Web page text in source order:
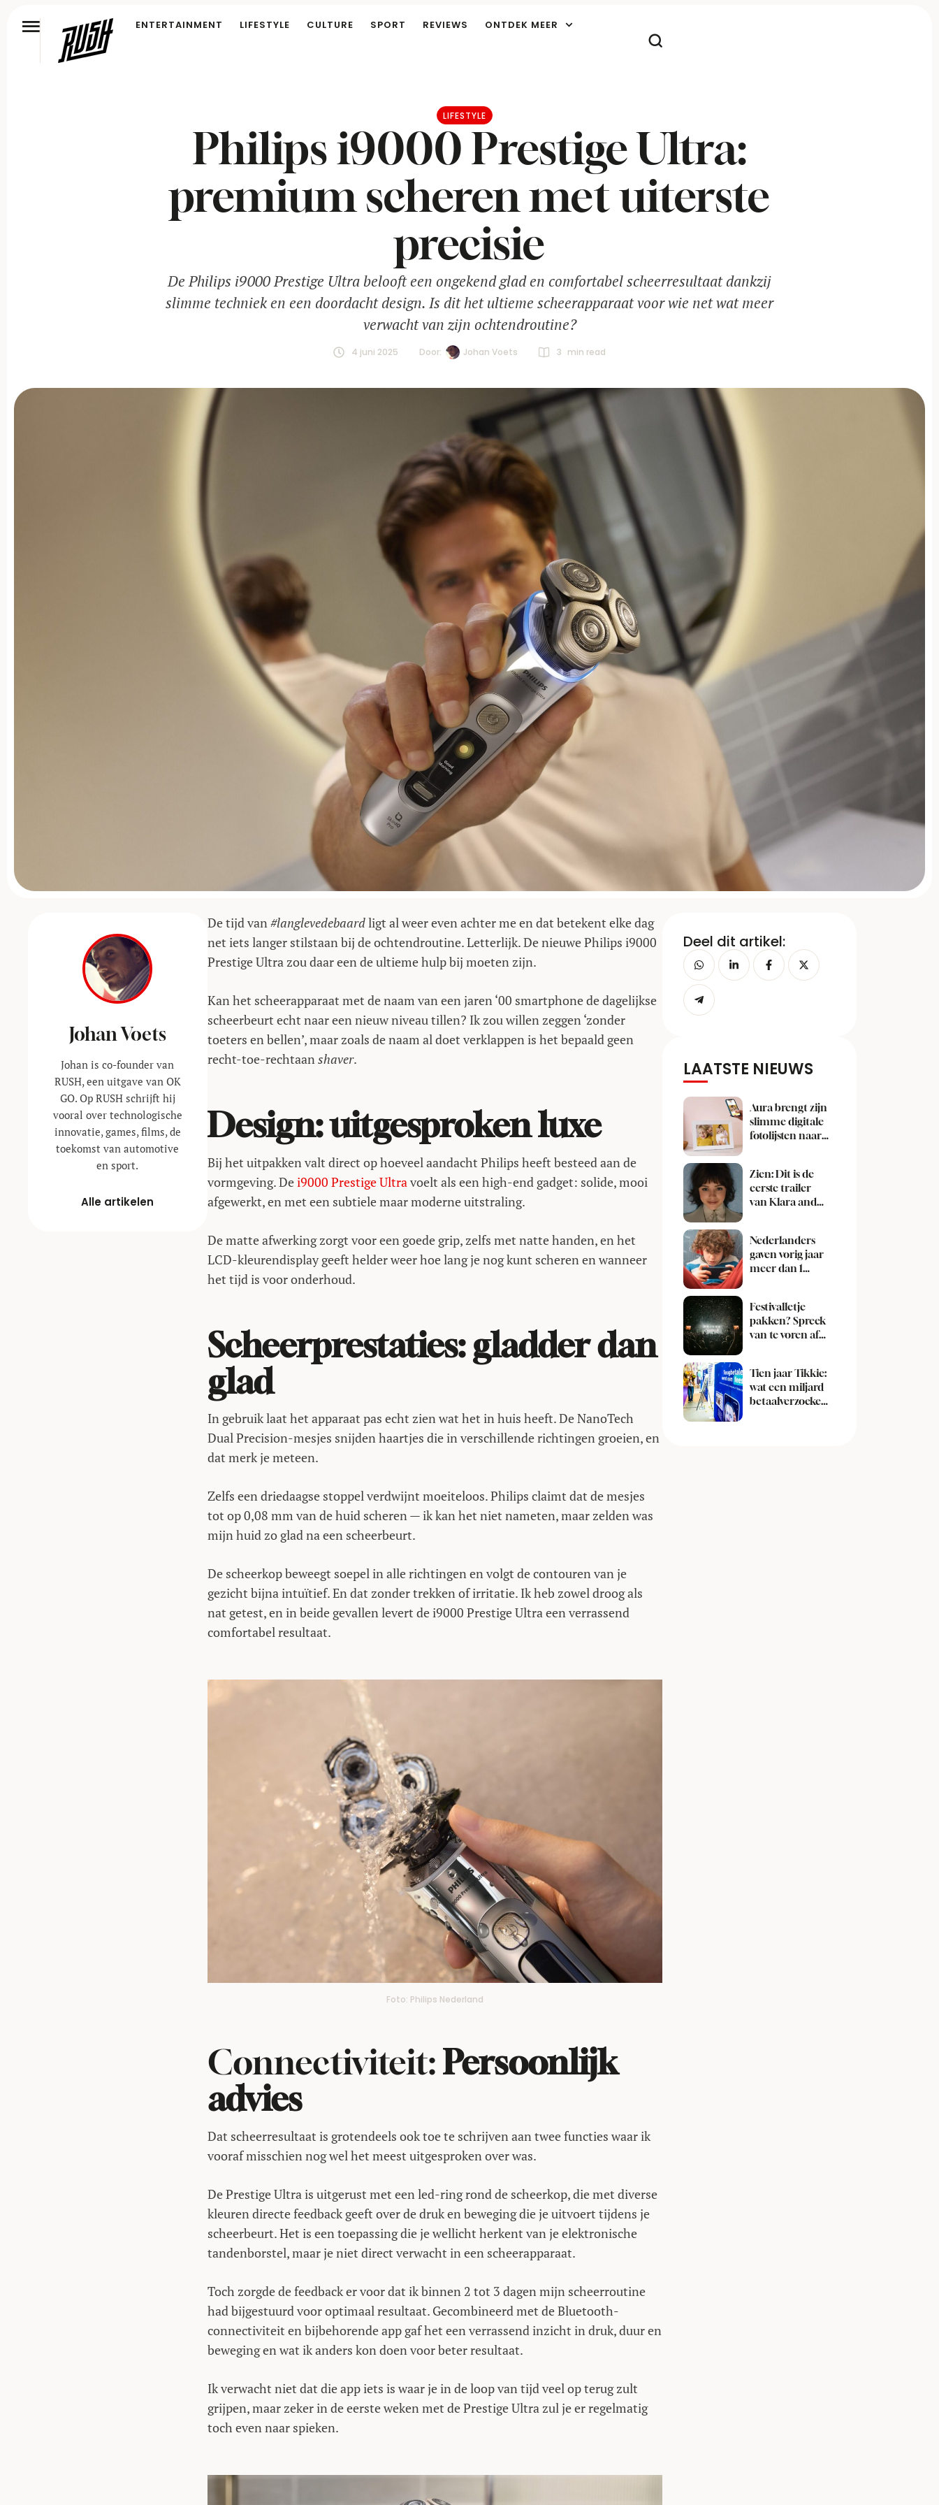
ENTERTAINMENT LIFESTYLE CULTURE SPORT REVIEWS ONTDEK MEER
LIFESTYLE
Philips i9000 Prestige Ultra:
premium scheren met uiterste
precisie
De Philips i9000 Prestige Ultra belooft een ongekend glad en comfortabel scheerresultaat dankzij
slimme techniek en een doordacht design. Is dit het ultieme scheerapparaat voor wie net wat meer
verwacht van zijn ochtendroutine?
4 juni 2025 Door: Johan Voets 3 min read
Johan Voets
Johan is co-founder van
RUSH, een uitgave van OK
GO. Op RUSH schrijft hij
vooral over technologische
innovatie, games, films, de
toekomst van automotive
en sport.
Alle artikelen
De tijd van#langlevedebaardligt al weer even achter me en dat betekent elke dag
net iets langer stilstaan bij de ochtendroutine. Letterlijk. De nieuwe Philips i9000
Prestige Ultra zou daar een de ultieme hulp bij moeten zijn.
Kan het scheerapparaat met de naam van een jaren ‘00 smartphone de dagelijkse
scheerbeurt echt naar een nieuw niveau tillen? Ik zou willen zeggen ‘zonder
toeters en bellen’, maar zoals de naam al doet verklappen is het bepaald geen
recht-toe-rechtaanshaver.
Design: uitgesproken luxe
Bij het uitpakken valt direct op hoeveel aandacht Philips heeft besteed aan de
vormgeving. Dei9000 Prestige Ultra voelt als een high-end gadget: solide, mooi
afgewerkt, en met een subtiele maar moderne uitstraling.
De matte afwerking zorgt voor een goede grip, zelfs met natte handen, en het
LCD-kleurendisplay geeft helder weer hoe lang je nog kunt scheren en wanneer
het tijd is voor onderhoud.
Scheerprestaties: gladder dan
glad
In gebruik laat het apparaat pas echt zien wat het in huis heeft. De NanoTech
Dual Precision-mesjes snijden haartjes die in verschillende richtingen groeien, en
dat merk je meteen.
Zelfs een driedaagse stoppel verdwijnt moeiteloos. Philips claimt dat de mesjes
tot op 0,08 mm van de huid scheren — ik kan het niet nameten, maar zelden was
mijn huid zo glad na een scheerbeurt.
De scheerkop beweegt soepel in alle richtingen en volgt de contouren van je
gezicht bijna intuïtief. En dat zonder trekken of irritatie. Ik heb zowel droog als
nat getest, en in beide gevallen levert de i9000 Prestige Ultra een verrassend
comfortabel resultaat.
Foto: Philips Nederland
Connectiviteit:Persoonlijk
advies
Dat scheerresultaat is grotendeels ook toe te schrijven aan twee functies waar ik
vooraf misschien nog wel het meest uitgesproken over was.
De Prestige Ultra is uitgerust met een led-ring rond de scheerkop, die met diverse
kleuren directe feedback geeft over de druk en beweging die je uitvoert tijdens je
scheerbeurt. Het is een toepassing die je wellicht herkent van je elektronische
tandenborstel, maar je niet direct verwacht in een scheerapparaat.
Toch zorgde de feedback er voor dat ik binnen 2 tot 3 dagen mijn scheerroutine
had bijgestuurd voor optimaal resultaat. Gecombineerd met de Bluetooth-
connectiviteit en bijbehorende app gaf het een verrassend inzicht in druk, duur en
beweging en wat ik anders kon doen voor beter resultaat.
Ik verwacht niet dat die app iets is waar je in de loop van tijd veel op terug zult
grijpen, maar zeker in de eerste weken met de Prestige Ultra zul je er regelmatig
toch even naar spieken.
Deel dit artikel:
LAATSTE NIEUWS
Aura brengt zijn
slimme digitale
fotolijsten naar
Zien: Dit is de
eerste trailer
van Klara and
Nederlanders
gaven vorig jaar
meer dan 1
Festivalletje
pakken? Spreek
van te voren af
Tien jaar Tikkie:
wat een miljard
betaalverzoeken